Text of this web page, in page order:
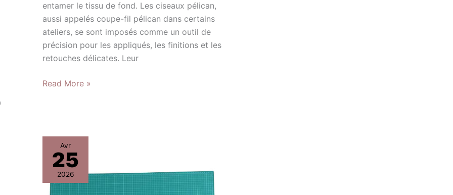
entamer le tissu de fond. Les ciseaux pélican,
aussi appelés coupe-fil pélican dans certains
ateliers, se sont imposés comme un outil de
précision pour les appliqués, les finitions et les
retouches délicates. Leur
Read More »
Avr
25
2026
tapis
de